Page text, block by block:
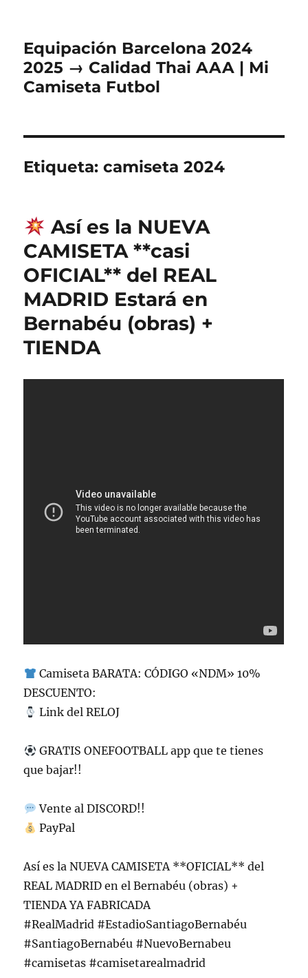
Equipación Barcelona 2024
2025 → Calidad Thai AAA | Mi
Camiseta Futbol
Etiqueta:camiseta 2024
Así es la NUEVA
CAMISETA **casi
OFICIAL** del REAL
MADRID Estará en
Bernabéu (obras) +
TIENDA
Camiseta BARATA: CÓDIGO «NDM» 10%
DESCUENTO:
Link del RELOJ
GRATIS ONEFOOTBALL app que te tienes
que bajar!!
Vente al DISCORD!!
PayPal
Así es la NUEVA CAMISETA **OFICIAL** del
REAL MADRID en el Bernabéu (obras) +
TIENDA YA FABRICADA
#RealMadrid #EstadioSantiagoBernabéu
#SantiagoBernabéu #NuevoBernabeu
#camisetas #camisetarealmadrid